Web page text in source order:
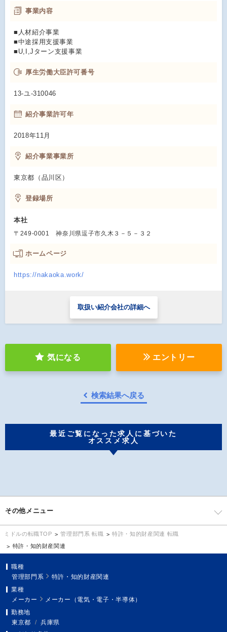
事業内容
■人材紹介事業
■中途採用支援事業
■U,I,Jターン支援事業
厚生労働大臣許可番号
13-ユ-310046
紹介事業許可年
2018年11月
紹介事業事業所
東京都（品川区）
登録場所
本社
〒249-0001 神奈川県逗子市久木３－５－３２
ホームページ
https://nakaoka.work/
取扱い紹介会社の詳細へ
気になる エントリー
検索結果へ戻る
最近ご覧になった求人に基づいた
オススメ求人
その他メニュー
ミドルの転職TOP 管理部門系 転職
特許・知的財産関連 転職
特許・知的財産関連
職種
管理部門系
特許・知的財産関連
業種
メーカー
メーカー（電気・電子・半導体）
勤務地
東京都
/ 兵庫県